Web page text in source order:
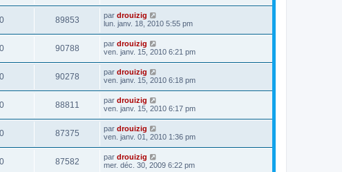
0 89853 par drouizig
lun. janv. 18, 2010 5:55 pm
0 90788 par drouizig
ven. janv. 15, 2010 6:21 pm
0 90278 par drouizig
ven. janv. 15, 2010 6:18 pm
0 88811 par drouizig
ven. janv. 15, 2010 6:17 pm
0 87375 par drouizig
ven. janv. 01, 2010 1:36 pm
0 87582 par drouizig
mer. déc. 30, 2009 6:22 pm